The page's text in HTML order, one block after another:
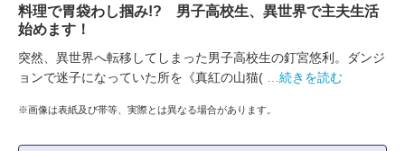
料理で胃袋わし掴み!? 男子高校生、異世界で主夫生活
始めます！
突然、異世界へ転移してしまった男子高校生の釘宮悠利。ダンジ
ョンで迷子になっていた所を《真紅の山猫(
…続きを読む
※画像は表紙及び帯等、実際とは異なる場合があります。